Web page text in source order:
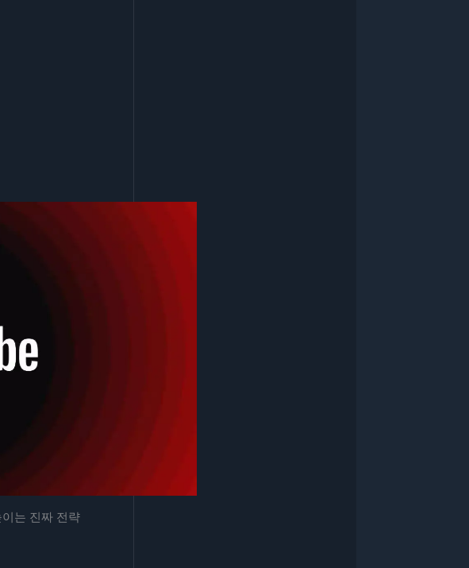
는 진짜 전략